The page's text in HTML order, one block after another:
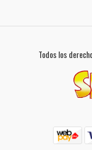
Todos los